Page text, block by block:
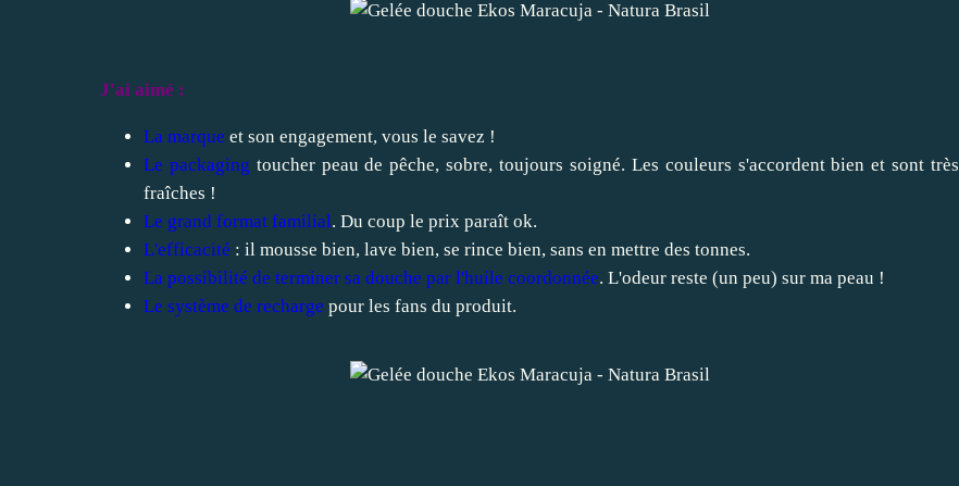
J'ai aimé :
La marque et son engagement, vous le savez !
Le packaging toucher peau de pêche, sobre, toujours soigné. Les couleurs s'accordent bien et sont très
fraîches !
Le grand format familial. Du coup le prix paraît ok.
L'efficacité : il mousse bien, lave bien, se rince bien, sans en mettre des tonnes.
La possibilité de terminer sa douche par l'huile coordonnée. L'odeur reste (un peu) sur ma peau !
Le système de recharge pour les fans du produit.